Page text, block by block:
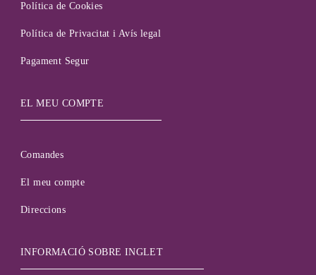
Política de Cookies
Política de Privacitat i Avís legal
Pagament Segur
EL MEU COMPTE
Comandes
El meu compte
Direccions
INFORMACIÓ SOBRE INGLET